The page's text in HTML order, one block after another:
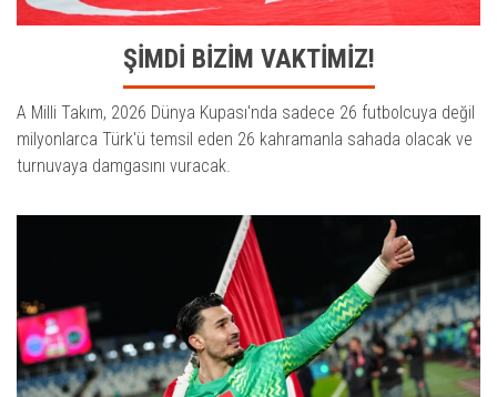
ŞİMDİ BİZİM VAKTİMİZ!
A Milli Takım, 2026 Dünya Kupası'nda sadece 26 futbolcuya değil
milyonlarca Türk'ü temsil eden 26 kahramanla sahada olacak ve
turnuvaya damgasını vuracak.